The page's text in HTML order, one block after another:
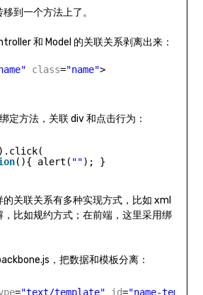
到一个方法上了。
和 Model 的关联关系剥离出来：
class="name">
定方法，关联 div 和点击行为：
).click(
(){ alert( ""); }
的关联关系有多种实现方式，比如 xml
比如规约方式；在前端，这里采用绑
，把数据和模板分离：
="text/template" id="name-